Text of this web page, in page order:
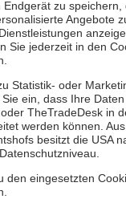
Dienste & Leistungen
Mitarbeiten & Lernen